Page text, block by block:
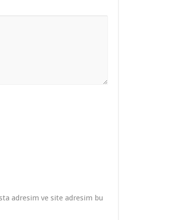
adresim ve site adresim bu